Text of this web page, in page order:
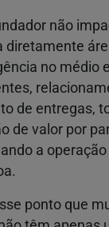
não
diretamente
no médio
de entregas,
de valor por
a
ponto que